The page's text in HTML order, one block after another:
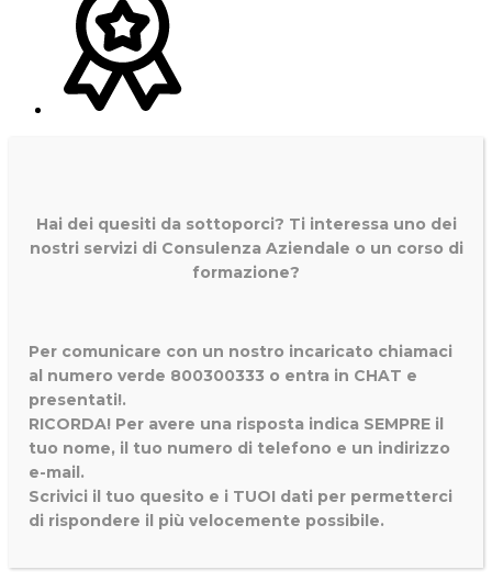
Hai dei quesiti da sottoporci? Ti interessa uno dei
nostri servizi di Consulenza Aziendale o un corso di
formazione?
Per comunicare con un nostro incaricato chiamaci
al numero verde 800300333 o entra in CHAT e
presentati!.
RICORDA! Per avere una risposta indica SEMPRE il
tuo nome, il tuo numero di telefono e un indirizzo
e-mail.
Scrivici il tuo quesito e i TUOI dati per permetterci
di rispondere il più velocemente possibile.